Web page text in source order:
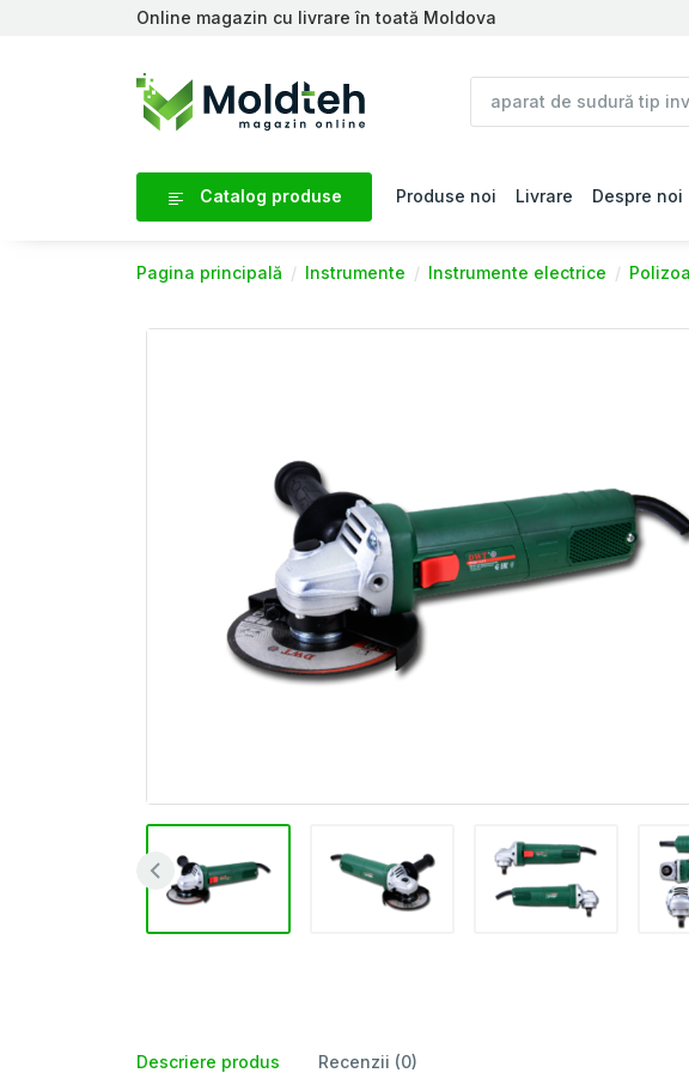
Online magazin cu livrare în toată Moldova
Catalog produse Produse noi Livrare Despre noi
Pagina principală Instrumente Instrumente electrice
Descriere produs Recenzii (0)